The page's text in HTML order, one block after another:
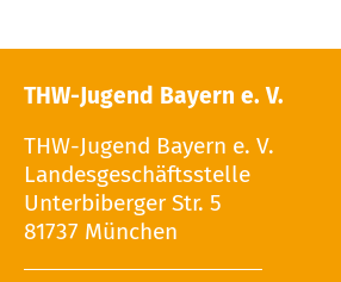
THW-Jugend Bayern e. V.
THW-Jugend Bayern e. V.
Landesgeschäftsstelle
Unterbiberger Str. 5
81737 München